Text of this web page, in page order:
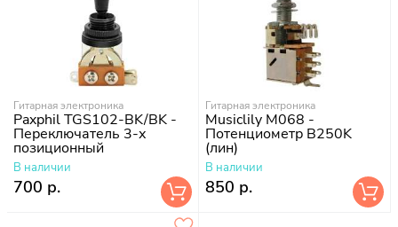
Гитарная электроника
Paxphil TGS102-BK/BK -
Переключатель 3-х
позиционный
В наличии
700 р.
Гитарная электроника
Musiclily M068 -
Потенциометр B250K
(лин)
В наличии
850 р.